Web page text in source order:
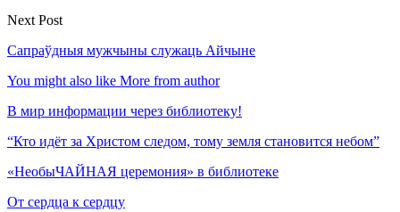
Next Post
Сапраўдныя мужчыны служаць Айчыне
You might also like More from author
В мир информации через библиотеку!
“Кто идёт за Христом следом, тому земля становится небом”
«НеобыЧАЙНАЯ церемония» в библиотеке
От сердца к сердцу